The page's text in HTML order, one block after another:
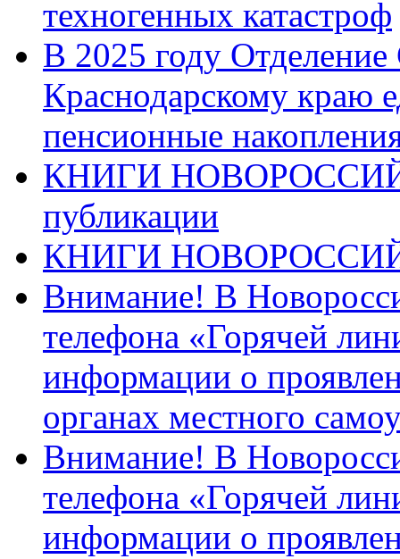
техногенных катастроф
В 2025 году
Краснодарскому краю
пенсионные
КНИГИ
публикации
КНИГИ
Внимание! В
телефона «Горячей
информации о
органах местного
Внимание! В
телефона «Горячей
информации о